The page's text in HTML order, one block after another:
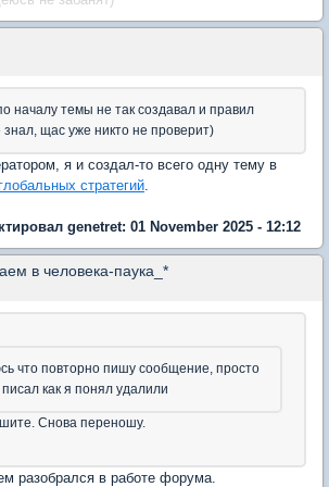
началу темы не так создавал и правил
щас уже никто не проверит)
я и создал-то всего одну тему в
стратегий.
genetret: 01 November 2025 - 12:12
в человека-паука_*
что повторно пишу сообщение, просто
как я понял удалили
Снова переношу.
разобрался в работе форума.